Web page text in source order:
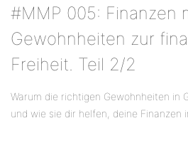
#MMP 005: Finanzen
Gewohnheiten zur
Freiheit. Teil 2/2
Warum die richtigen Gewohnheiten in
und wie sie dir helfen, deine Finanzen